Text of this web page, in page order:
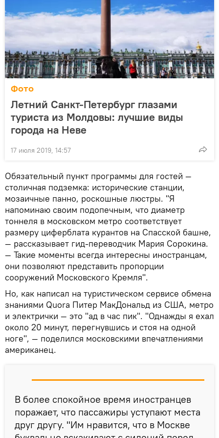
Фото
Летний Санкт-Петербург глазами
туриста из Молдовы: лучшие виды
города на Неве
17 июля 2019, 14:57
Обязательный пункт программы для гостей —
столичная подземка: исторические станции,
мозаичные панно, роскошные люстры. "Я
напоминаю своим подопечным, что диаметр
тоннеля в московском метро соответствует
размеру циферблата курантов на Спасской башне,
— рассказывает гид-переводчик Мария Сорокина.
— Такие моменты всегда интересны иностранцам,
они позволяют представить пропорции
сооружений Московского Кремля".
Но, как написал на туристическом сервисе обмена
знаниями Quora Питер МакДональд из США, метро
и электрички — это "ад в час пик". "Однажды я ехал
около 20 минут, перегнувшись и стоя на одной
ноге", — поделился московскими впечатлениями
американец.
В более спокойное время иностранцев
поражает, что пассажиры уступают места
друг другу. "Им нравится, что в Москве